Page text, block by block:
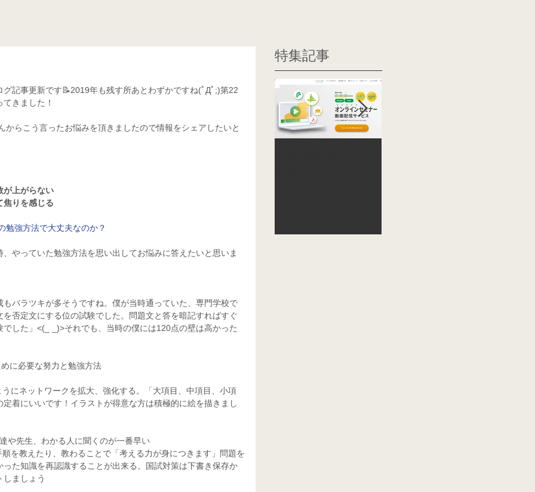
記事更新です📝2019年も残す所あとわずかですね(ﾟДﾟ;)第22
きました！
からこう言ったお悩みを頂きましたので情報をシェアしたいと
が上がらない
りを感じる
勉強方法で大丈夫なのか？
やっていた勉強方法を思い出してお悩みに答えたいと思いま
バラツキが多そうですね。僕が当時通っていた、専門学校で
否定文にする位の試験でした。問題文と答を暗記すればすぐ
した」<(_ _)>それでも、当時の僕には120点の壁は高かった
に必要な努力と勉強方法
にネットワークを拡大、強化する。「大項目、中項目、小項
着にいいです！イラストが得意な方は積極的に絵を描きまし
や先生、わかる人に聞くのが一番早い
を教えたり、教わることで「考える力が身につきます」問題を
た知識を再認識することが出来る。国試対策は下書き保存か
しましょう
特集記事